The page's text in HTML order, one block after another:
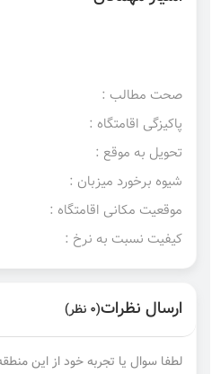
صحت مطالب :
پاکیزگی اقامتگاه :
تحویل به موقع :
شیوه برخورد میزبان :
موقعیت مکانی اقامتگاه :
کیفیت نسبت به نرخ :
ارسال نظرات(0 نظر)
لطفا سوال یا تجربه خود از این